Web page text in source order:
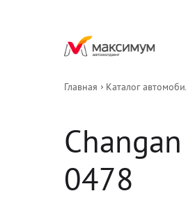
Главная Каталог
Changan
0478